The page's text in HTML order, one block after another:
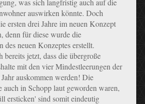
was sich langfristig auch auf die
auswirken könnte. Doch
ersten drei Jahre im neuen Konzept
denn für diese wurde die
neuen Konzeptes erstellt.
bereits jetzt, dass die übergroße
mit den vier Mindestleerungen der
auskommen werden! Die
auch in Schopp laut geworden waren,
ersticken' sind somit eindeutig